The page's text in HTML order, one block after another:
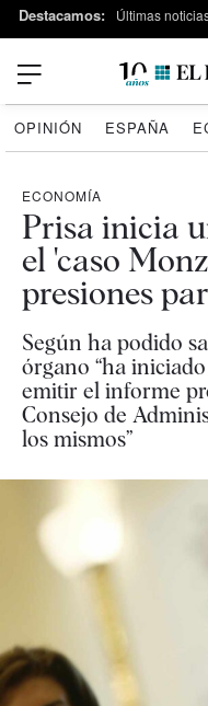
Destacamos: Últimas
OPINIÓN ESPAÑA
ECONOMÍA
Prisa inicia
el 'caso
presiones
Según ha podido
órgano “ha
emitir el informe
Consejo de
los mismos”